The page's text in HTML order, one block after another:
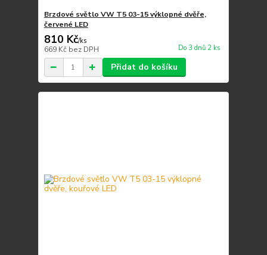
Brzdové světlo VW T5 03-15 výklopné dvěře,
červené LED
810 Kč/ks
669 Kč bez DPH Do 3 dnů 2 ks
Přidat do košíku